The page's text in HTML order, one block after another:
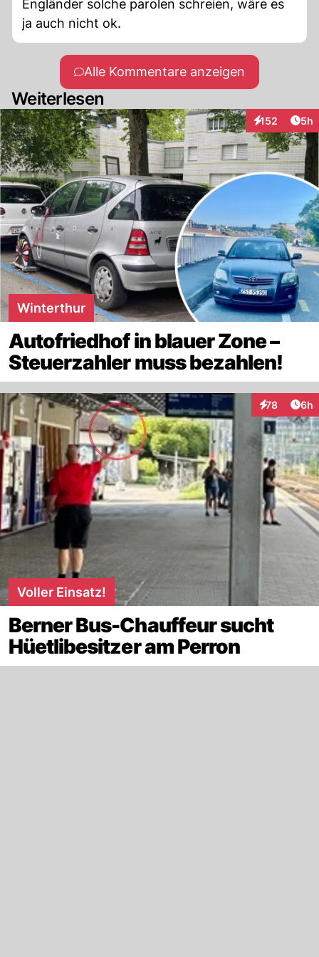
Engländer solche parolen schreien, wäre es
ja auch nicht ok.
Alle Kommentare anzeigen
Weiterlesen
152
Interaktionen
5h
Winterthur
Autofriedhof in blauer Zone –
Steuerzahler muss bezahlen!
78
Interaktionen
6h
Voller Einsatz!
Berner Bus-Chauffeur sucht
Hüetlibesitzer am Perron